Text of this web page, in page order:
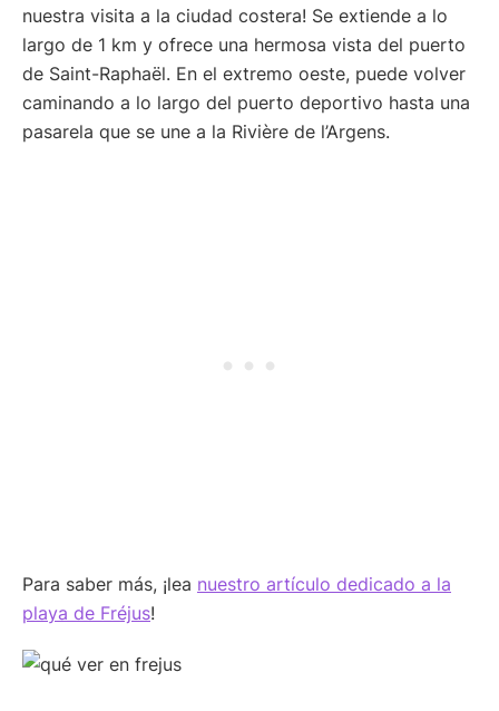
nuestra visita a la ciudad costera! Se extiende a lo
largo de 1 km y ofrece una hermosa vista del puerto
de Saint-Raphaël. En el extremo oeste, puede volver
caminando a lo largo del puerto deportivo hasta una
pasarela que se une a la Rivière de l’Argens.
Para saber más, ¡lea nuestro artículo dedicado a la
playa de Fréjus!